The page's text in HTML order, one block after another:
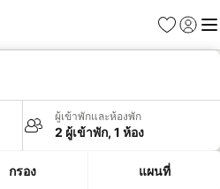
รายการโป
เข้าสู่ร
เมนู
ผู้เข้าพักและห้องพัก
2 ผู้เข้าพัก, 1 ห้อง
กรอง แผนที่